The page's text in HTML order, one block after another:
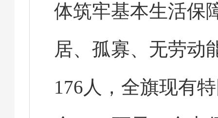
体筑牢基本生活保
居、孤寡、无劳动
176人，全旗现有